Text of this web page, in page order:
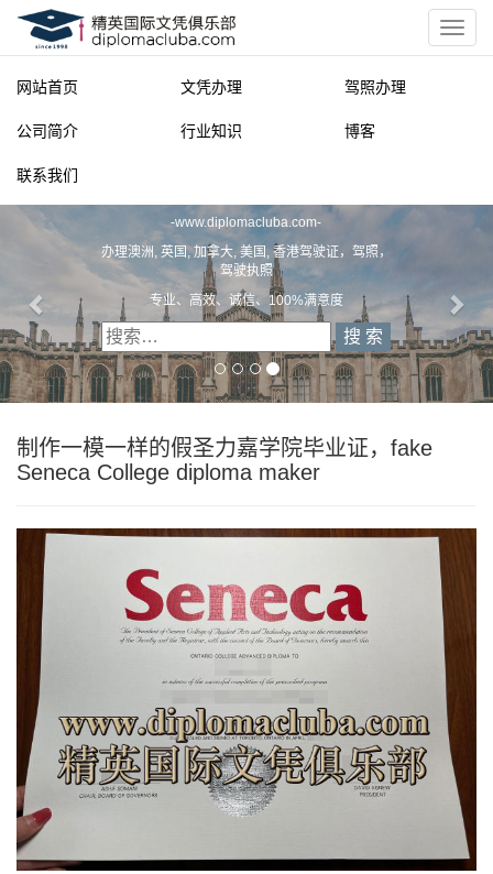
网站首页 文凭办理 驾照办理
公司简介 行业知识 博客
联系我们
-www.diplomacluba.com-
办理澳洲, 英国, 加拿大, 美国, 香港驾驶证，驾照，
驾驶执照
专业、高效、诚信、100%满意度
制作一模一样的假圣力嘉学院毕业证，fake
Seneca College diploma maker